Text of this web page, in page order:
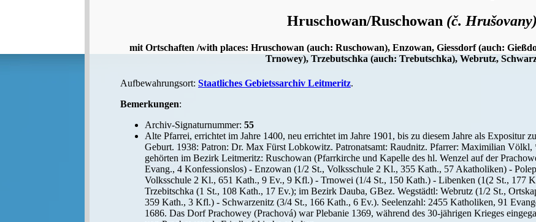
Hruschowan/Ruschowan (č. Hrušovany)
mit Ortschaften /with places: Hruschowan (auch: Ruschowan), Enzowan, Giessdorf (auch:
Trnowey), Trzebutschka (auch: Trebutschka), Webrutz,
Aufbewahrungsort: Staatliches Gebietssarchiv Leitmeritz.
Bemerkungen:
Archiv-Signaturnummer: 55
Alte Pfarrei, errichtet im Jahre 1400, neu errichtet im Jahre 1901, bis zu diesem Jahre als Expositur
Geburt. 1938: Patron: Dr. Max Fürst Lobkowitz. Patronatsamt: Raudnitz. Pfarrer: Maximilian
gehörten im Bezirk Leitmeritz: Ruschowan (Pfarrkirche und Kapelle des hl. Wenzel auf der
Evang., 4 Konfessionslos) - Enzowan (1/2 St., Volksschule 2 Kl., 355 Kath., 57 Akatholiken) -
Volksschule 2 Kl., 651 Kath., 9 Ev., 9 Kfl.) - Trnowei (1/4 St., 150 Kath.) - Libenken (1(2 St., 177
Trzebitschka (1 St., 108 Kath., 17 Ev.); im Bezirk Dauba, GBez. Wegstädtl: Webrutz (1/2 St.,
359 Kath., 3 Kfl.) - Schwarzenitz (3/4 St., 166 Kath., 6 Ev.). Seelenzahl: 2455 Katholiken, 91
1686. Das Dorf Prachowey (Prachová) war Plebanie 1369, während des 30-jährigen Krieges